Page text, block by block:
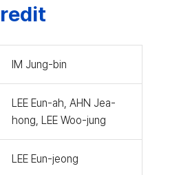
IM Jung-bin
LEE Eun-ah, AHN Jea-
hong, LEE Woo-jung
LEE Eun-jeong